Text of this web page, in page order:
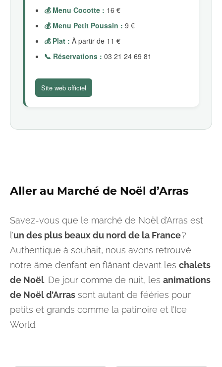
💰 Menu Cocotte : 16 €
💰 Menu Petit Poussin : 9 €
💰 Plat : À partir de 11 €
📞 Réservations : 03 21 24 69 81
Site web officiel
Aller au Marché de Noël d’Arras
Savez-vous que le marché de Noël d’Arras est
l’un des plus beaux du nord de la France?
Authentique à souhait, nous avons retrouvé
notre âme d’enfant en flânant devant les chalets
de Noël. De jour comme de nuit, les animations
de Noël d’Arras sont autant de fééries pour
petits et grands comme la patinoire et l’Ice
World.